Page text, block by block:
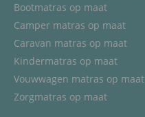
Bootmatras op maat
Camper matras op maat
Caravan matras op maat
Kindermatras op maat
Vouwwagen matras op maat
Zorgmatras op maat